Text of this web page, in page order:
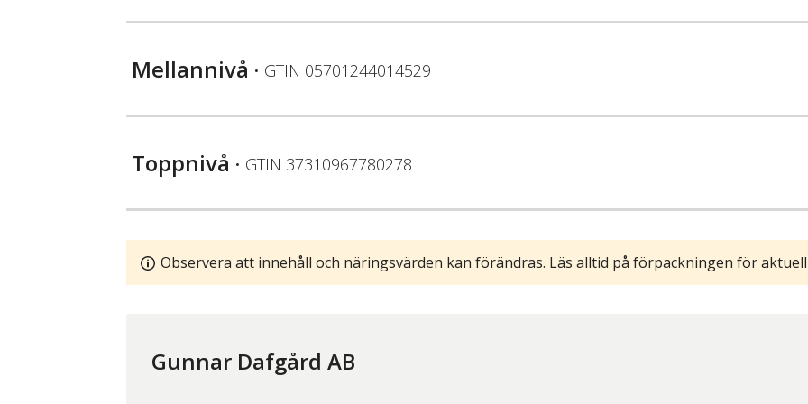
Mellannivå • GTIN 05701244014529
Toppnivå • GTIN 37310967780278
Observera att innehåll och näringsvärden kan förändras. Läs alltid på förpackningen för
Gunnar Dafgård AB